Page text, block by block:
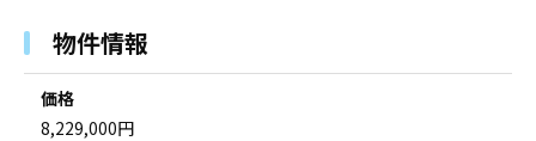
物件情報
価格
8,229,000円